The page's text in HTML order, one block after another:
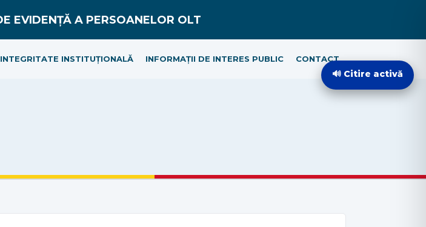
INTEGRITATE INSTITUȚIONALĂ INFORMAȚII DE INTERES PUBLIC CONTACT
🔊 Citire activă